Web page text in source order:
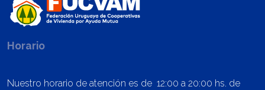
Horario
Nuestro horario de atención es de 12:00 a 20:00 hs. de